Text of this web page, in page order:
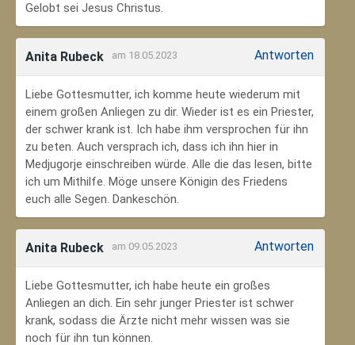
Gelobt sei Jesus Christus.
Anita Rubeck am 18.05.2023 Antworten
Liebe Gottesmutter, ich komme heute wiederum mit
einem großen Anliegen zu dir. Wieder ist es ein Priester,
der schwer krank ist. Ich habe ihm versprochen für ihn
zu beten. Auch versprach ich, dass ich ihn hier in
Medjugorje einschreiben würde. Alle die das lesen, bitte
ich um Mithilfe. Möge unsere Königin des Friedens
euch alle Segen. Dankeschön.
Anita Rubeck am 09.05.2023 Antworten
Liebe Gottesmutter, ich habe heute ein großes
Anliegen an dich. Ein sehr junger Priester ist schwer
krank, sodass die Ärzte nicht mehr wissen was sie
noch für ihn tun können.